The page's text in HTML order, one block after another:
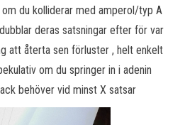
du kolliderar med amperol/typ A
deras satsningar efter för var
att återta sen förluster , helt enkelt
om du springer in i adenin
behöver vid minst X satsar